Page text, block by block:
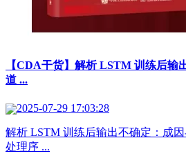
【CDA干货】解析 LSTM 训练后输
道 ...
2025-07-29 17:03:28
解析 LSTM 训练后输出不确定：成
处理序 ...